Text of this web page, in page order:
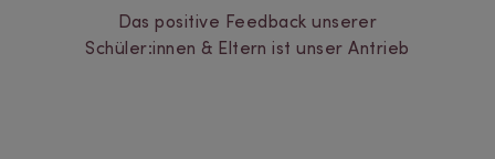
Das positive Feedback unserer
Schüler:innen & Eltern ist unser Antrieb